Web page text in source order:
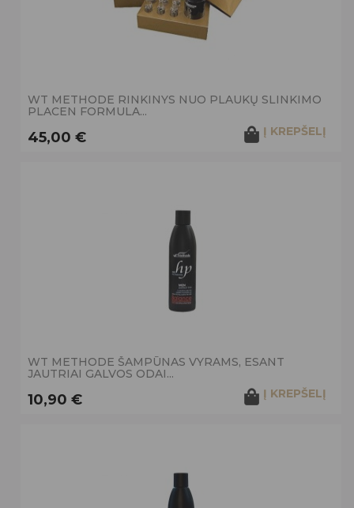
WT METHODE RINKINYS NUO PLAUKŲ SLINKIMO
PLACEN FORMULA...
45,00 € Į KREPŠELĮ
WT METHODE ŠAMPŪNAS VYRAMS, ESANT
JAUTRIAI GALVOS ODAI...
10,90 € Į KREPŠELĮ